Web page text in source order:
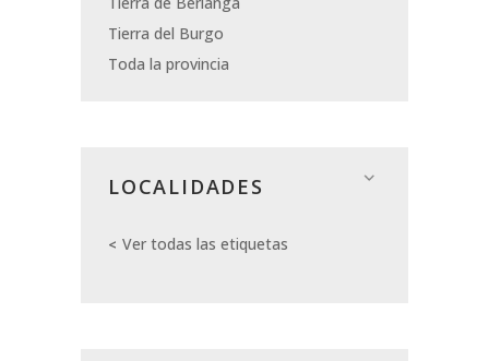
Tierra del Burgo
Toda la provincia
LOCALIDADES
Ver todas las etiquetas